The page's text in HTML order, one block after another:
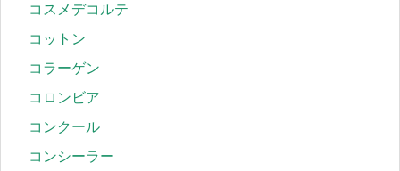
コスメデコルテ
コットン
コラーゲン
コロンビア
コンクール
コンシーラー